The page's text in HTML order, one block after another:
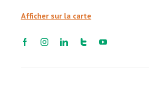
Afficher sur la carte